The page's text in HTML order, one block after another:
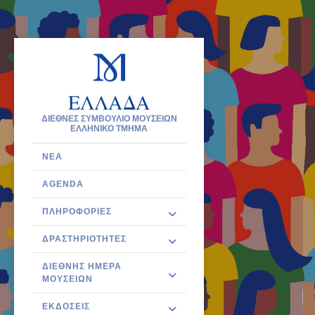
ΕΛΛΑΔΑ
ΔΙΕΘΝΕΣ ΣΥΜΒΟΥΛΙΟ ΜΟΥΣΕΙΩΝ
ΕΛΛΗΝΙΚΟ ΤΜΗΜΑ
ΝΈΑ
AGENDA
ΠΛΗΡΟΦΟΡΊΕΣ
ΔΡΑΣΤΗΡΙΌΤΗΤΕΣ
ΔΙΕΘΝΉΣ ΗΜΈΡΑ
ΜΟΥΣΕΊΩΝ
ΕΚΔΌΣΕΙΣ